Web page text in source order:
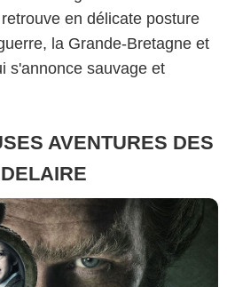
en délicate posture
la Grande-Bretagne et
s'annonce sauvage et
AVENTURES DES